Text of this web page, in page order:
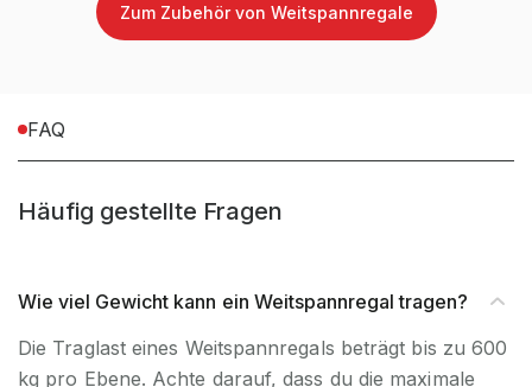
Zum Zubehör von Weitspannregale
FAQ
Häufig gestellte Fragen
Wie viel Gewicht kann ein Weitspannregal tragen?
Die Traglast eines Weitspannregals beträgt bis zu 600
kg pro Ebene. Achte darauf, dass du die maximale